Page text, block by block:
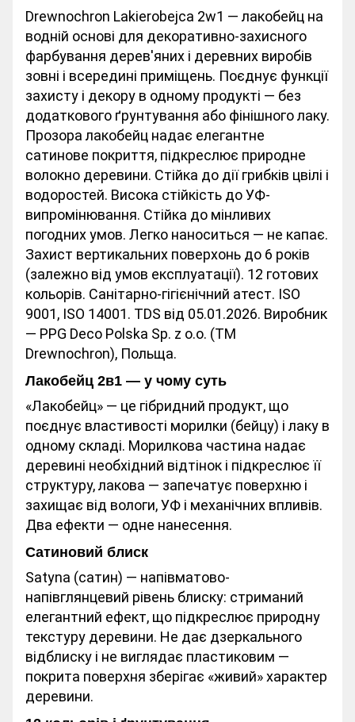
Drewnochron Lakierobejca 2w1 — лакобейц на
водній основі для декоративно-захисного
фарбування дерев'яних і деревних виробів
зовні і всередині приміщень. Поєднує функції
захисту і декору в одному продукті — без
додаткового ґрунтування або фінішного лаку.
Прозора лакобейц надає елегантне
сатинове покриття, підкреслює природне
волокно деревини. Стійка до дії грибків цвілі і
водоростей. Висока стійкість до УФ-
випромінювання. Стійка до мінливих
погодних умов. Легко наноситься — не капає.
Захист вертикальних поверхонь до 6 років
(залежно від умов експлуатації). 12 готових
кольорів. Санітарно-гігієнічний атест. ISO
9001, ISO 14001. TDS від 05.01.2026. Виробник
— PPG Deco Polska Sp. z o.o. (ТМ
Drewnochron), Польща.
Лакобейц 2в1 — у чому суть
«Лакобейц» — це гібридний продукт, що
поєднує властивості морилки (бейцу) і лаку в
одному складі. Морилкова частина надає
деревині необхідний відтінок і підкреслює її
структуру, лакова — запечатує поверхню і
захищає від вологи, УФ і механічних впливів.
Два ефекти — одне нанесення.
Сатиновий блиск
Satyna (сатин) — напівматово-
напівглянцевий рівень блиску: стриманий
елегантний ефект, що підкреслює природну
текстуру деревини. Не дає дзеркального
відблиску і не виглядає пластиковим —
покрита поверхня зберігає «живий» характер
деревини.